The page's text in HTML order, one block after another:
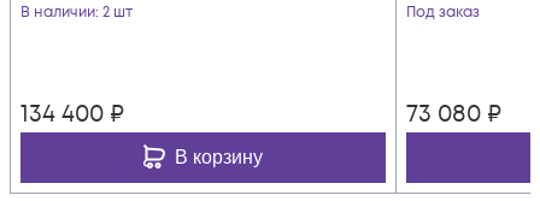
В наличии: 2 шт
134 400 ₽
В корзину
Под заказ
73 080 ₽